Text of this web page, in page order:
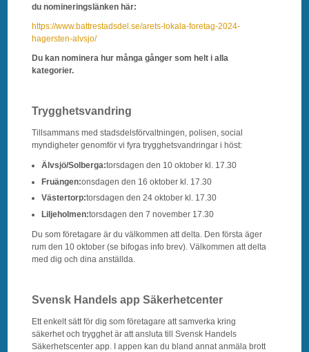
du nomineringslänken här:
https://www.battrestadsdel.se/arets-lokala-foretag-2024-
hagersten-alvsjo/
Du kan nominera hur många gånger som helt i alla
kategorier.
Trygghetsvandring
Tillsammans med stadsdelsförvaltningen, polisen, social
myndigheter genomför vi fyra trygghetsvandringar i höst:
Älvsjö/Solberga:torsdagen den 10 oktober kl. 17.30
Fruängen:onsdagen den 16 oktober kl. 17.30
Västertorp:torsdagen den 24 oktober kl. 17.30
Liljeholmen:torsdagen den 7 november 17.30
Du som företagare är du välkommen att delta. Den första äger
rum den 10 oktober (se bifogas info brev). Välkommen att delta
med dig och dina anställda.
Svensk Handels app Säkerhetcenter
Ett enkelt sätt för dig som företagare att samverka kring
säkerhet och trygghet är att ansluta till Svensk Handels
Säkerhetscenter app. I appen kan du bland annat anmäla brott